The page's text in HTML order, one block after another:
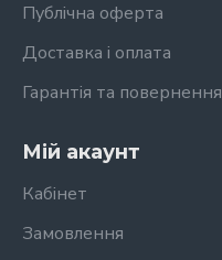
Публічна оферта
Доставка і оплата
Гарантія та повернення
Мій акаунт
Кабінет
Замовлення